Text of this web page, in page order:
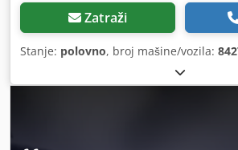
Zatraži
Stanje: polovno, broj mašine/vozila: